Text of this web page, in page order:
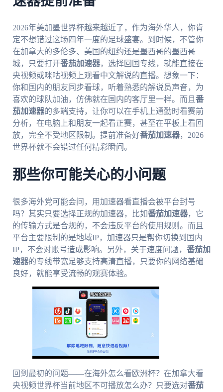
2026年美加墨世界杯越来越近了，作为海外华人，你肯
定不想错过这场四年一度的足球盛宴。到时候，不管你
在加拿大的多伦多、美国的纽约还是墨西哥的墨西哥
城，只要打开番茄加速器，选择回国专线，就能直接在
央视频或咪咕视频上观看中文解说的直播。想象一下：
你和国内的朋友同步看球，听着熟悉的解说员声音，为
喜欢的球队加油，仿佛就在国内的客厅里一样。而且 番
茄加速器的多端支持，让你可以在手机上通勤时看赛前
分析，在电脑上和朋友一起看正赛，甚至在平板上看回
放，完全不受地区限制。提前准备好番茄加速器，2026
世界杯就不会错过任何精彩瞬间。
那些你可能关心的小问题
很多海外党可能会问，用加速器看直播会被平台封号
吗？其实只要选择正规的加速器，比如番茄加速器，它
的传输方式是合规的，不会违反平台的使用规则。而且
平台主要限制的是地域IP，加速器只是帮你切换到国内
IP，不会对账号造成影响。另外，关于速度问题， 番茄加
速器的专线带宽足够支持高清直播，只要你的网络基础
良好，就能享受流畅的观赛体验。
回到最初的问题——在海外怎么看欧洲杯？在加拿大看
央视频世界杯当前地区不可播放怎么办？只要选对番茄